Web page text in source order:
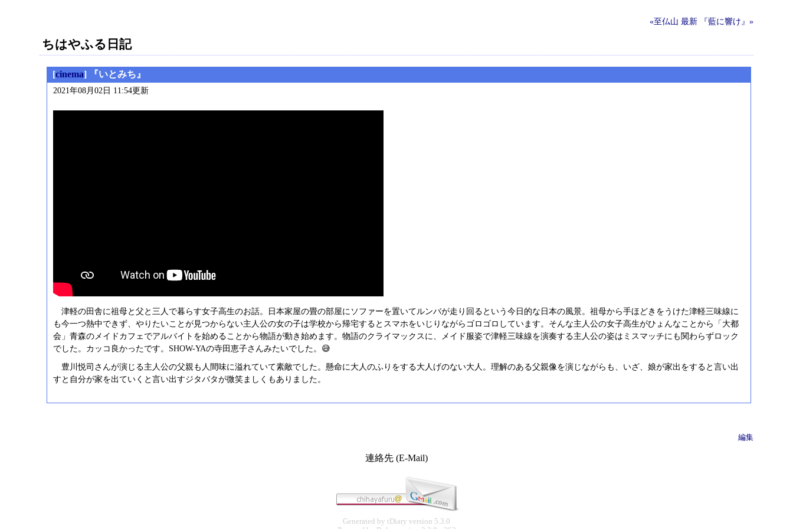
«至仏山 最新 『藍に響け』»
ちはやふる日記
[cinema] 『いとみち』
2021年08月02日 11:54更新
津軽の田舎に祖母と父と三人で暮らす女子高生のお話。日本家屋の畳の部屋にソファーを置いてルンバが走り回るという今日的な日本の風景。祖母から手ほどきをうけた津軽三味線に
も今一つ熱中できず、やりたいことが見つからない主人公の女の子は学校から帰宅するとスマホをいじりながらゴロゴロしています。そんな主人公の女子高生がひょんなことから「大都
会」青森のメイドカフェでアルバイトを始めることから物語が動き始めます。物語のクライマックスに、メイド服姿で津軽三味線を演奏する主人公の姿はミスマッチにも関わらずロック
でした。カッコ良かったです。SHOW-YAの寺田恵子さんみたいでした。😅
豊川悦司さんが演じる主人公の父親も人間味に溢れていて素敵でした。懸命に大人のふりをする大人げのない大人。理解のある父親像を演じながらも、いざ、娘が家出をすると言い出
すと自分が家を出ていくと言い出すジタバタが微笑ましくもありました。
編集
連絡先 (E-Mail)
Generated by tDiary version 5.3.0